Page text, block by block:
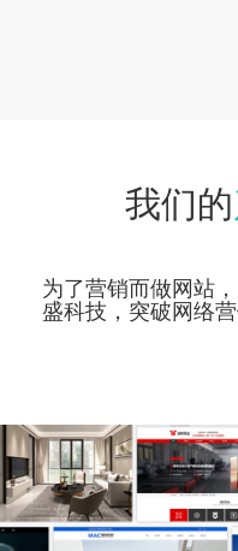
我们的
为了营销而做网站
盛科技，突破网络